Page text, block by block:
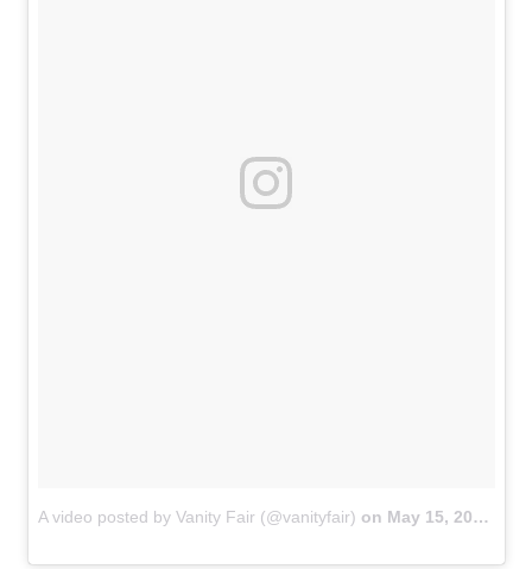
A video posted by Vanity Fair (@vanityfair) on May 15, 2016 at 8:00am PDT